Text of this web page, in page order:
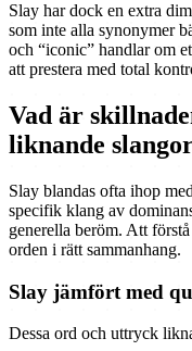
Slay har dock en extra
som inte alla synonymer
och “iconic” handlar om
att prestera med total
Vad är
liknande
Slay blandas ofta ihop
specifik klang av
generella beröm. Att
orden i rätt sammanhang.
Slay jämfört med
Dessa ord och uttryck